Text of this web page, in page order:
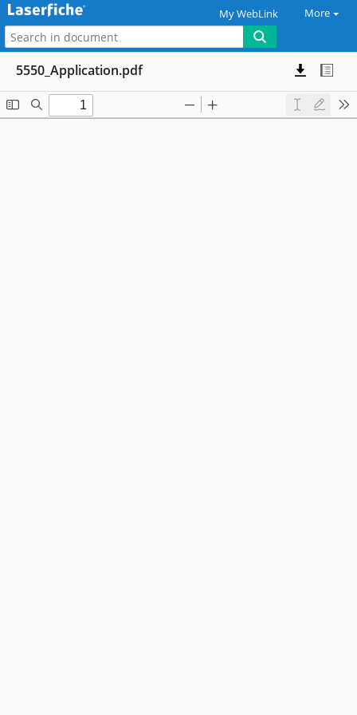
My WebLink More
5550_Application.pdf